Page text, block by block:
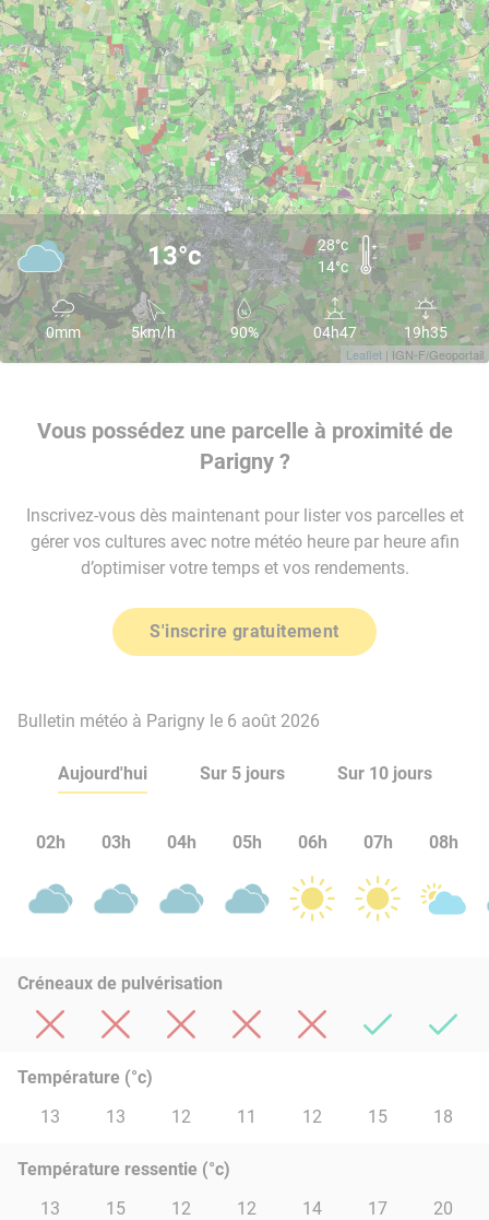
Leaflet | IGN-F/Geoportail
13°c
28°c
14°c
0mm 5km/h 90% 04h47 19h35
Vous possédez une parcelle à proximité de
Parigny ?
Inscrivez-vous dès maintenant pour lister vos parcelles et
gérer vos cultures avec notre météo heure par heure afin
d’optimiser votre temps et vos rendements.
S'inscrire gratuitement
Bulletin météo à Parigny le 6 août 2026
Aujourd'hui Sur 5 jours Sur 10 jours
02h 03h 04h 05h 06h 07h 08h
Créneaux de pulvérisation
Température (°c)
13
13 12 11 12 15 18
Température ressentie (°c)
13
15 12 12 14 17 20